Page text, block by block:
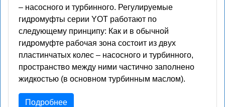
– насосного и турбинного. Регулируемые
гидромуфты серии YOT работают по
следующему принципу: Как и в обычной
гидромуфте рабочая зона состоит из двух
пластинчатых колес – насосного и турбинного,
пространство между ними частично заполнено
жидкостью (в основном турбинным маслом).
Подробнее